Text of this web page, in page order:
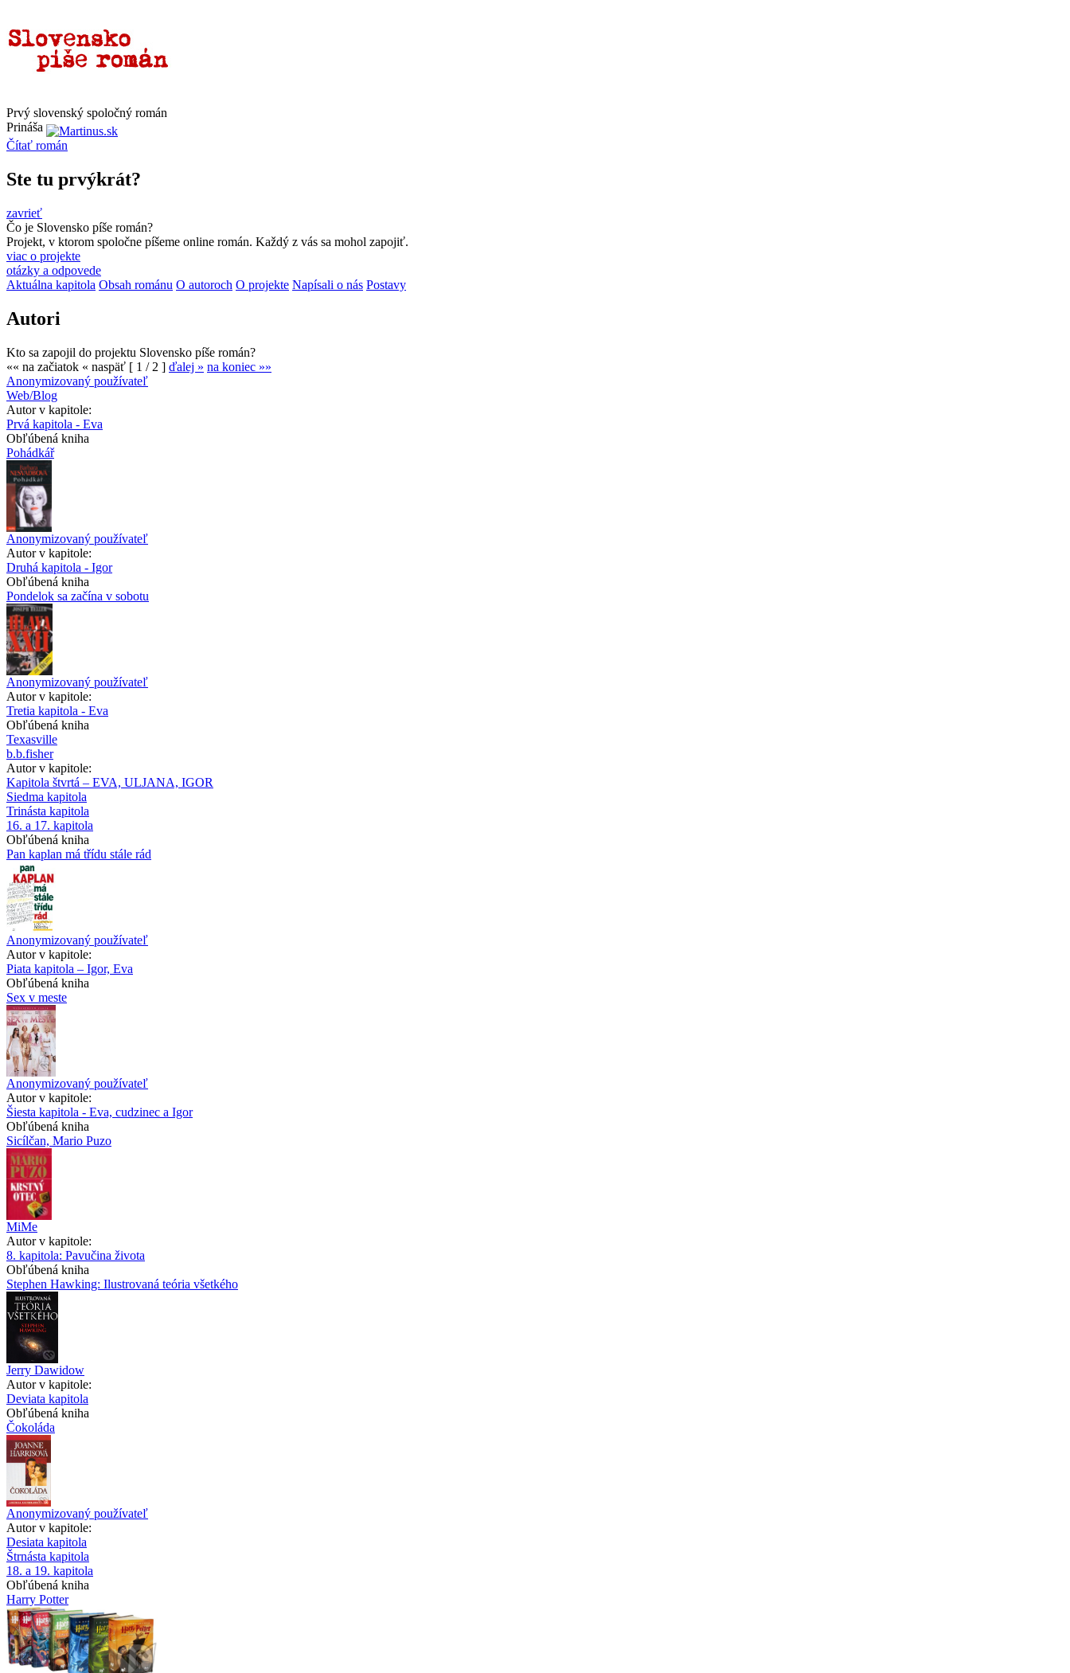
Prvý slovenský spoločný román
Prináša
Čítať román
Ste tu prvýkrát?
zavrieť
Čo je Slovensko píše román?
Projekt, v ktorom spoločne píšeme online román. Každý z vás sa mohol zapojiť.
viac o projekte
otázky a odpovede
Aktuálna kapitola Obsah románu O autoroch O projekte Napísali o nás Postavy
Autori
Kto sa zapojil do projektu Slovensko píše román?
«« na začiatok « naspäť [ 1 / 2 ] ďalej » na koniec »»
Anonymizovaný používateľ
Web/Blog
Autor v kapitole:
Prvá kapitola - Eva
Obľúbená kniha
Pohádkář
Anonymizovaný používateľ
Autor v kapitole:
Druhá kapitola - Igor
Obľúbená kniha
Pondelok sa začína v sobotu
Anonymizovaný používateľ
Autor v kapitole:
Tretia kapitola - Eva
Obľúbená kniha
Texasville
b.b.fisher
Autor v kapitole:
Kapitola štvrtá – EVA, ULJANA, IGOR
Siedma kapitola
Trinásta kapitola
16. a 17. kapitola
Obľúbená kniha
Pan kaplan má třídu stále rád
Anonymizovaný používateľ
Autor v kapitole:
Piata kapitola – Igor, Eva
Obľúbená kniha
Sex v meste
Anonymizovaný používateľ
Autor v kapitole:
Šiesta kapitola - Eva, cudzinec a Igor
Obľúbená kniha
Sicílčan, Mario Puzo
MiMe
Autor v kapitole:
8. kapitola: Pavučina života
Obľúbená kniha
Stephen Hawking: Ilustrovaná teória všetkého
Jerry Dawidow
Autor v kapitole:
Deviata kapitola
Obľúbená kniha
Čokoláda
Anonymizovaný používateľ
Autor v kapitole:
Desiata kapitola
Štrnásta kapitola
18. a 19. kapitola
Obľúbená kniha
Harry Potter